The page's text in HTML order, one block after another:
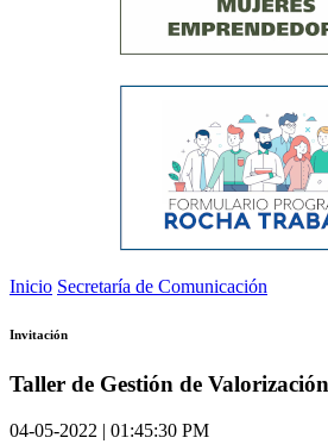
Inicio Secretaría de Comunicación
Invitación
Taller de Gestión de
04-05-2022 | 01:45:30 PM